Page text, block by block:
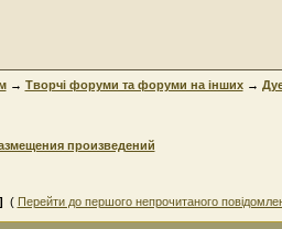
→ Творчі форуми та форуми на інших→
произведений
( Перейти до першого непрочитаного